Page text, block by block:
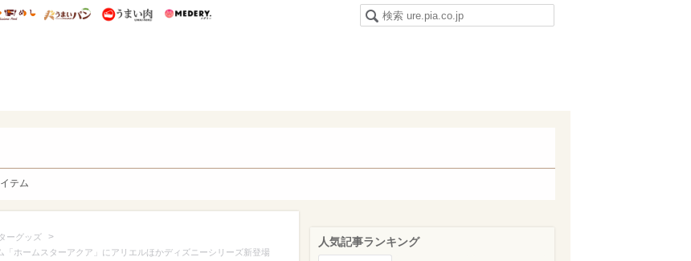
ィズニー特集
うまいめし うまいパン うまい肉
テム
ーグッズ >
ホームスターアクア」にアリエルほかディズニーシリーズ新登場
人気記事ランキング